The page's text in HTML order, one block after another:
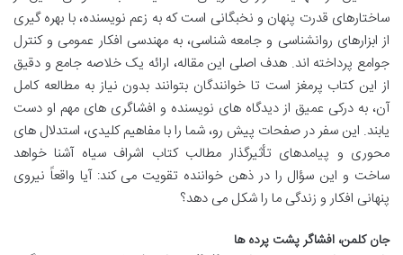
ساختارهای قدرت پنهان و نخبگانی است که به زعم نویسنده، با بهره گیری
از ابزارهای روانشناسی و جامعه شناسی، به مهندسی افکار عمومی و کنترل
جوامع پرداخته اند. هدف اصلی این مقاله، ارائه یک خلاصه جامع و دقیق
از این کتاب پرمغز است تا خوانندگان بتوانند بدون نیاز به مطالعه کامل
آن، به درکی عمیق از دیدگاه های نویسنده و افشاگری های مهم او دست
یابند. این سفر در صفحات پیش رو، شما را با مفاهیم کلیدی، استدلال های
محوری و پیامدهای تأثیرگذار مطالب کتاب اشراف سیاه آشنا خواهد
ساخت و این سؤال را در ذهن خواننده تقویت می کند: آیا واقعاً نیروی
پنهانی افکار و زندگی ما را شکل می دهد؟
جان کلمن، افشاگر پشت پرده ها